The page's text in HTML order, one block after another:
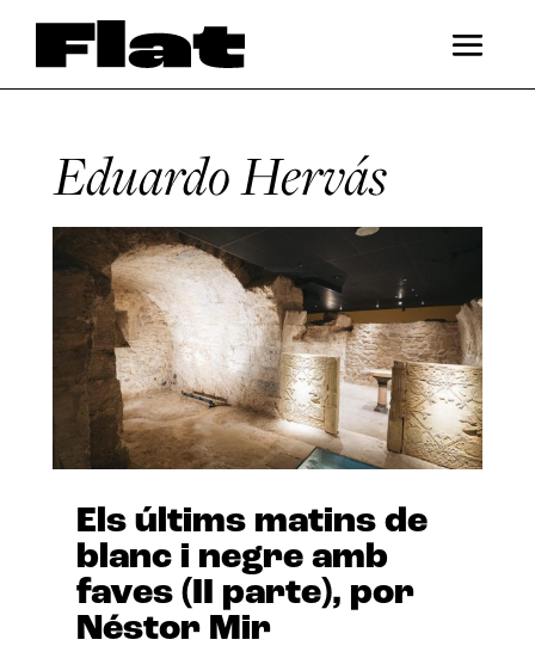
Eduardo Hervás
Els últims matins de
blanc i negre amb
faves (II parte), por
Néstor Mir